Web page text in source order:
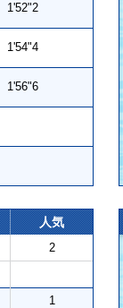
1'52"2
1'54"4
1'56"6
人気
2
1